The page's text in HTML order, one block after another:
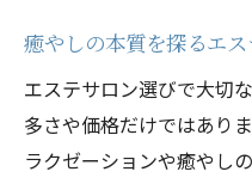
癒やしの本質を探るエ
エステサロン選びで大切
多さや価格だけではあり
ラクゼーションや癒やし